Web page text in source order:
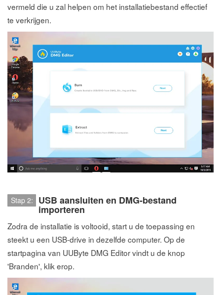
vermeld die u zal helpen om het installatiebestand effectief
te verkrijgen.
Stap 2: USB aansluiten en DMG-bestand
importeren
Zodra de installatie is voltooid, start u de toepassing en
steekt u een USB-drive in dezelfde computer. Op de
startpagina van UUByte DMG Editor vindt u de knop
'Branden', klik erop.